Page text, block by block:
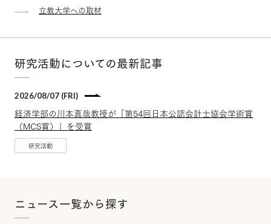
立教大学への取材
研究活動についての最新記事
2026/08/07 (FRI)
経済学部の川本真哉教授が「第54回日本公認会計士協会学術賞
（MCS賞）」を受賞
研究活動
ニュース一覧から探す